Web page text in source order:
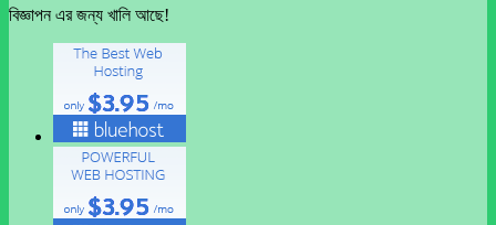
বিজ্ঞাপন এর জন্য খালি আছে!